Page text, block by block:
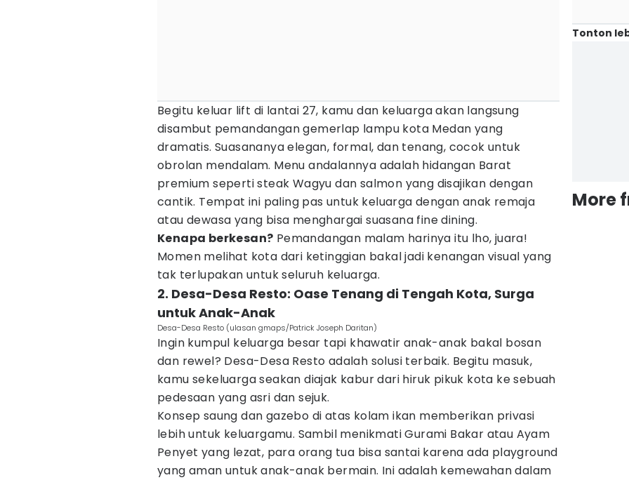
Begitu keluar lift di lantai 27, kamu dan keluarga akan langsung
disambut pemandangan gemerlap lampu kota Medan yang
dramatis. Suasananya elegan, formal, dan tenang, cocok untuk
obrolan mendalam. Menu andalannya adalah hidangan Barat
premium seperti steak Wagyu dan salmon yang disajikan dengan
cantik. Tempat ini paling pas untuk keluarga dengan anak remaja
atau dewasa yang bisa menghargai suasana fine dining.
Kenapa berkesan? Pemandangan malam harinya itu lho, juara!
Momen melihat kota dari ketinggian bakal jadi kenangan visual yang
tak terlupakan untuk seluruh keluarga.
2. Desa-Desa Resto: Oase Tenang di Tengah Kota, Surga
untuk Anak-Anak
Desa-Desa Resto (ulasan gmaps/Patrick Joseph Daritan)
Ingin kumpul keluarga besar tapi khawatir anak-anak bakal bosan
dan rewel? Desa-Desa Resto adalah solusi terbaik. Begitu masuk,
kamu sekeluarga seakan diajak kabur dari hiruk pikuk kota ke sebuah
pedesaan yang asri dan sejuk.
Konsep saung dan gazebo di atas kolam ikan memberikan privasi
lebih untuk keluargamu. Sambil menikmati Gurami Bakar atau Ayam
Penyet yang lezat, para orang tua bisa santai karena ada playground
yang aman untuk anak-anak bermain. Ini adalah kemewahan dalam
Tonton
More